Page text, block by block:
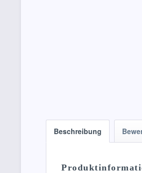
Beschreibung